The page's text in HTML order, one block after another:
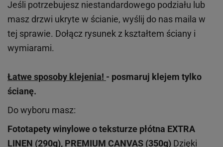
Jeśli potrzebujesz niestandardowego podziału lub
masz drzwi ukryte w ścianie, wyślij do nas maila w
tej sprawie. Dołącz rysunek z kształtem ściany i
wymiarami.
Łatwe sposoby klejenia! - posmaruj klejem tylko
ścianę.
Do wyboru masz:
Fototapety winylowe oteksturze płótna EXTRA
LINEN (290g), PREMIUM CANVAS (350g) Dzięki